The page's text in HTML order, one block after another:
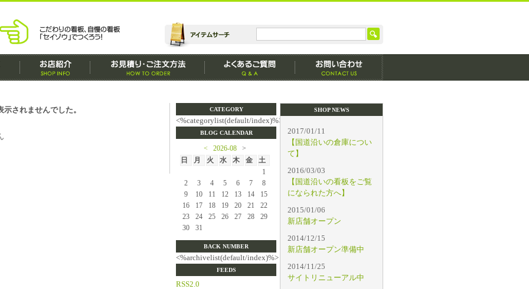
されませんでした。 CATEGORY
<%categorylist(default/index)%>
BLOG CALENDAR
< 2026-08 >
日
月 火 水 木 金
土
1
2
3 4 5 6 7
8
9
10 11 12 13 14
15
16
17 18 19 20 21
22
23
24 25 26 27 28
29
30
31
BACK NUMBER
<%archivelist(default/index)%>
FEEDS
RSS2.0
SHOP NEWS
2017/01/11
【国道沿いの倉庫につい
て】
2016/03/03
【国道沿いの看板をご覧
になられた方へ】
2015/01/06
新店舗オープン
2014/12/15
新店舗オープン準備中
2014/11/25
サイトリニューアル中